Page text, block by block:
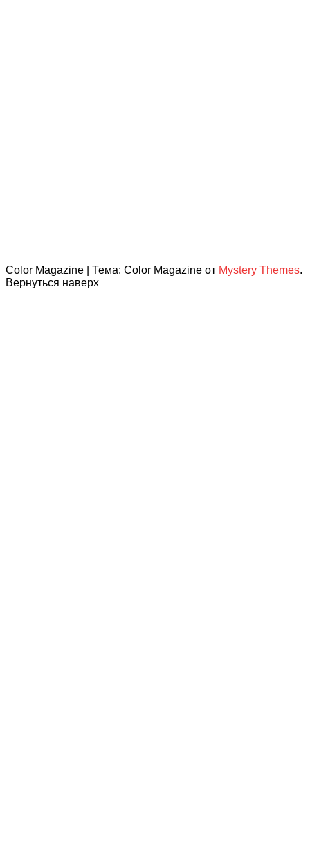
Color Magazine Тема: Color Magazine от Mystery Themes.
Вернуться наверх